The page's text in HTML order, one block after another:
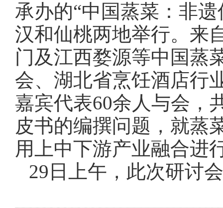
承办的“中国蒸菜：非
汉和仙桃两地举行。 来
门及江西婺源等中国蒸
会、湖北省烹饪酒店行
嘉宾代表60余人与会，
皮书的编撰问题 ，就蒸
用上中下游产业融合进
29日上午， 此次研讨会